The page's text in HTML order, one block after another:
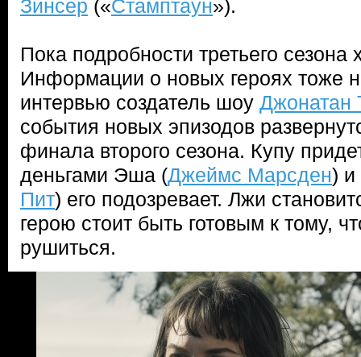
Зинсер («Стамптаун»).
Пока подробности третьего сезона
Информации о новых героях тоже
интервью создатель шоу Джонатан
события новых эпизодов
финала второго сезона. Купу
деньгами Эша (Джеймс Марсден) и
Пит) его подозревает. Лжи
герою стоит быть готовым к тому,
рушиться.